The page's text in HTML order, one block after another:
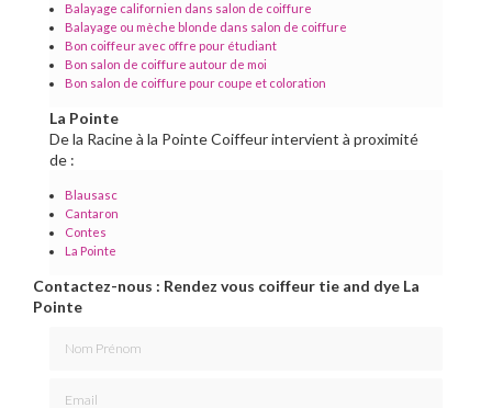
Balayage californien dans salon de coiffure
Balayage ou mèche blonde dans salon de coiffure
Bon coiffeur avec offre pour étudiant
Bon salon de coiffure autour de moi
Bon salon de coiffure pour coupe et coloration
La Pointe
De la Racine à la Pointe Coiffeur intervient à proximité
de :
Blausasc
Cantaron
Contes
La Pointe
Contactez-nous : Rendez vous coiffeur tie and dye La
Pointe